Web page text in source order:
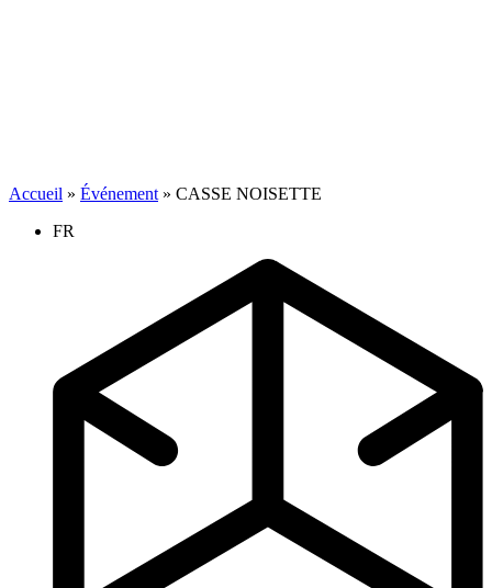
Accueil » Événement » CASSE NOISETTE
FR